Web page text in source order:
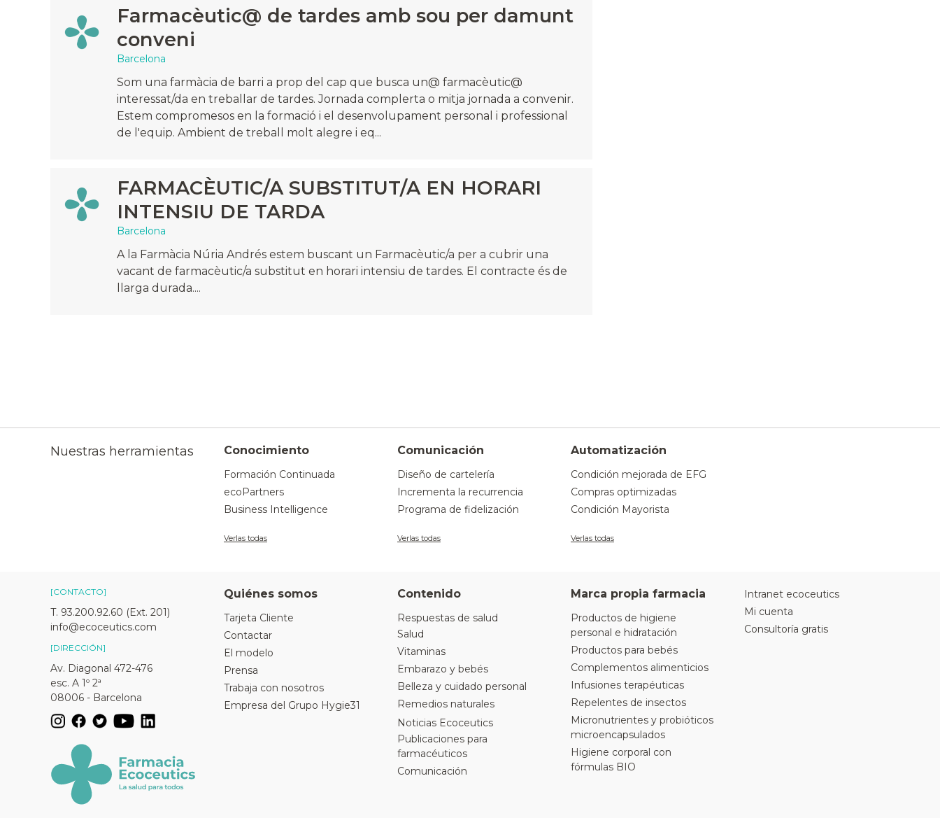
Farmacèutic@ de tardes amb sou per damunt
conveni
Barcelona
Som una farmàcia de barri a prop del cap que busca un@ farmacèutic@
interessat/da en treballar de tardes. Jornada complerta o mitja jornada a convenir.
Estem compromesos en la formació i el desenvolupament personal i professional
de l'equip. Ambient de treball molt alegre i eq...
FARMACÈUTIC/A SUBSTITUT/A EN HORARI
INTENSIU DE TARDA
Barcelona
A la Farmàcia Núria Andrés estem buscant un Farmacèutic/a per a cubrir una
vacant de farmacèutic/a substitut en horari intensiu de tardes. El contracte és de
llarga durada....
Nuestras herramientas Conocimiento
Formación Continuada
ecoPartners
Business Intelligence
Verlas todas
Comunicación
Diseño de cartelería
Incrementa la recurrencia
Programa de fidelización
Verlas todas
Automatización
Condición mejorada de EFG
Compras optimizadas
Condición Mayorista
Verlas todas
[CONTACTO]
T. 93.200.92.60 (Ext. 201)
info@ecoceutics.com
[DIRECCIÓN]
Av. Diagonal 472-476
esc. A 1º 2ª
08006 - Barcelona
Quiénes somos
Tarjeta Cliente
Contactar
El modelo
Prensa
Trabaja con nosotros
Empresa del Grupo Hygie31
Contenido
Respuestas de salud
Salud
Vitaminas
Embarazo y bebés
Belleza y cuidado personal
Remedios naturales
Noticias Ecoceutics
Publicaciones para
farmacéuticos
Comunicación
Marca propia farmacia
Productos de higiene
personal e hidratación
Productos para bebés
Complementos alimenticios
Infusiones terapéuticas
Repelentes de insectos
Micronutrientes y probióticos
microencapsulados
Higiene corporal con
fórmulas BIO
Intranet ecoceutics
Mi cuenta
Consultoría gratis